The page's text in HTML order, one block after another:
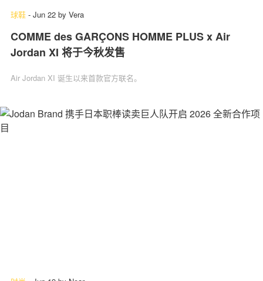
球鞋 - Jun 22 by Vera
COMME des GARÇONS HOMME PLUS x Air
Jordan XI 将于今秋发售
Air Jordan XI 诞生以来首款官方联名。